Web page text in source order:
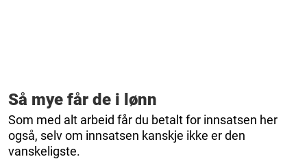
Så mye får de i lønn
Som med alt arbeid får du betalt for innsatsen her
også, selv om innsatsen kanskje ikke er den
vanskeligste.